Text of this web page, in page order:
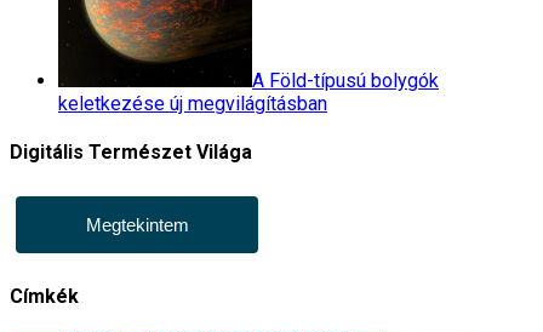
A Föld-típusú bolygók
keletkezése új megvilágításban
Digitális Természet Világa
Megtekintem
Címkék